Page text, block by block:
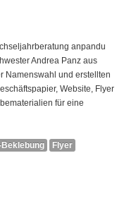
anpandu
Andrea Panz aus
Namenswahl und erstellten
Website, Flyer
für eine
Beklebung
Flyer